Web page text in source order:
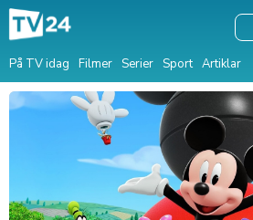
På TV idag Filmer Serier Sport Artiklar